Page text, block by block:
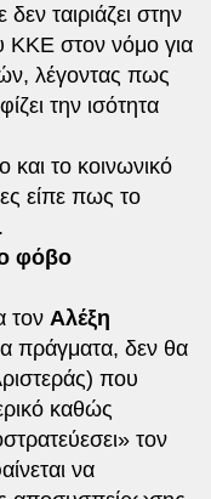
ταιριάζει στην
ΚΚΕ στον νόμο για
λέγοντας πως
την ισότητα
το κοινωνικό
είπε πως το
φόβο
τον Αλέξη
πράγματα, δεν θα
που
καθώς
τον
να